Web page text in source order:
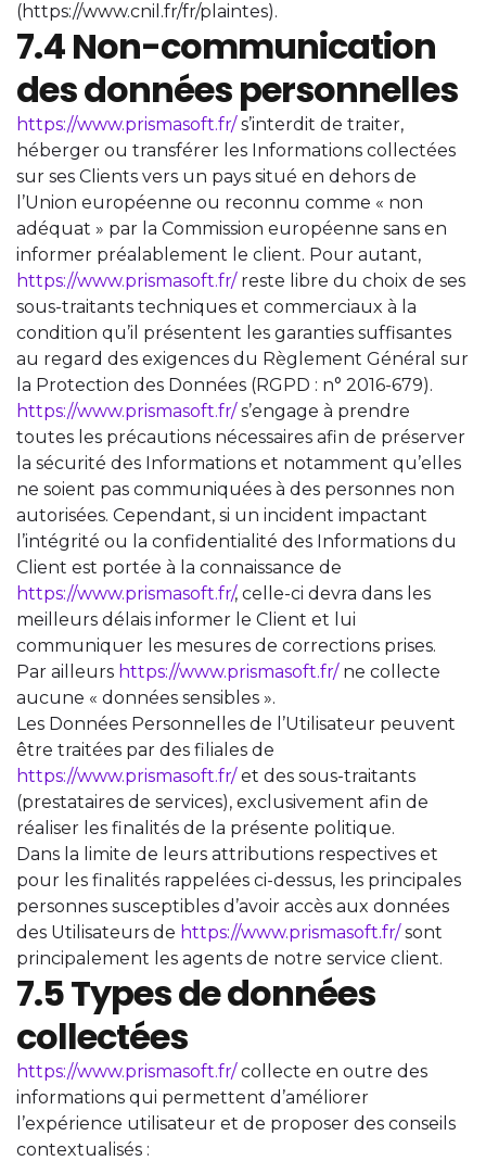
(https://www.cnil.fr/fr/plaintes).
7.4 Non-communication
des données personnelles
https://www.prismasoft.fr/s’interdit de traiter,
héberger ou transférer les Informations collectées
sur ses Clients vers un pays situé en dehors de
l’Union européenne ou reconnu comme « non
adéquat » par la Commission européenne sans en
informer préalablement le client. Pour autant,
https://www.prismasoft.fr/reste libre du choix de ses
sous-traitants techniques et commerciaux à la
condition qu’il présentent les garanties suffisantes
au regard des exigences du Règlement Général sur
la Protection des Données (RGPD : n° 2016-679).
https://www.prismasoft.fr/s’engage à prendre
toutes les précautions nécessaires afin de préserver
la sécurité des Informations et notamment qu’elles
ne soient pas communiquées à des personnes non
autorisées. Cependant, si un incident impactant
l’intégrité ou la confidentialité des Informations du
Client est portée à la connaissance de
https://www.prismasoft.fr/, celle-ci devra dans les
meilleurs délais informer le Client et lui
communiquer les mesures de corrections prises.
Par ailleurs https://www.prismasoft.fr/ne collecte
aucune « données sensibles ».
Les Données Personnelles de l’Utilisateur peuvent
être traitées par des filiales de
https://www.prismasoft.fr/et des sous-traitants
(prestataires de services), exclusivement afin de
réaliser les finalités de la présente politique.
Dans la limite de leurs attributions respectives et
pour les finalités rappelées ci-dessus, les principales
personnes susceptibles d’avoir accès aux données
des Utilisateurs de https://www.prismasoft.fr/sont
principalement les agents de notre service client.
7.5 Types de données
collectées
https://www.prismasoft.fr/collecte en outre des
informations qui permettent d’améliorer
l’expérience utilisateur et de proposer des conseils
contextualisés :